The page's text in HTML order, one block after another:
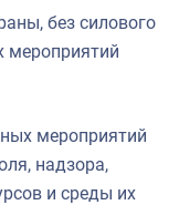
без силового
мероприятий
мероприятий
надзора,
и среды их